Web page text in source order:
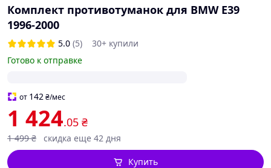
Комплект противотуманок для BMW E39
1996-2000
5.0 (5)
30+ купили
Готово к отправке
от 142₴/мес
1 424.05 ₴
1 499 ₴ скидка еще 42 дня
Купить